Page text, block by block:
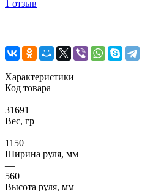
1 отзыв
Характеристики
Код товара
—
31691
Вес, гр
—
1150
Ширина руля, мм
—
560
Высота руля, мм